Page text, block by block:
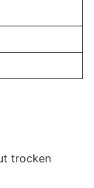
trocken